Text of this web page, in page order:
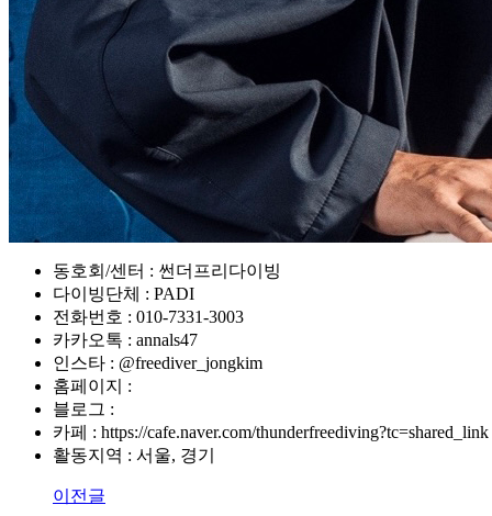
동호회/센터 : 썬더프리다이빙
다이빙단체 : PADI
전화번호 : 010-7331-3003
카카오톡 : annals47
인스타 : @freediver_jongkim
홈페이지 :
블로그 :
카페 : https://cafe.naver.com/thunderfreediving?tc=shared_link
활동지역 : 서울, 경기
이전글